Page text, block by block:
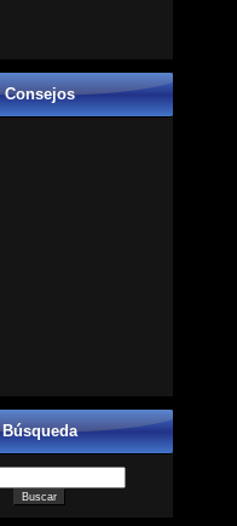
Consejos
Búsqueda